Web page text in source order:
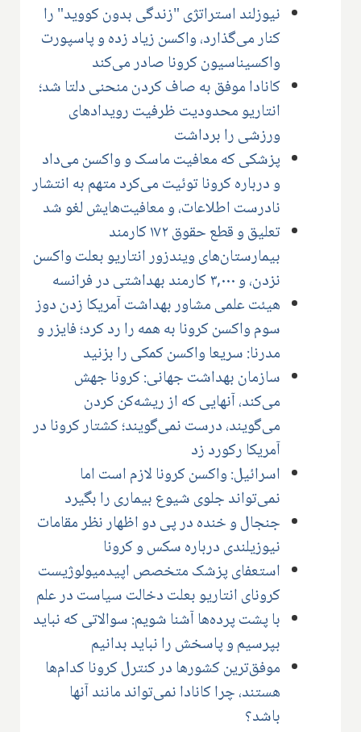
نیوزلند استراتژی "زندگی بدون کووید" را
کنار می‌گذارد، واکسن زیاد زده و پاسپورت
واکسیناسیون کرونا صادر می‌کند
کانادا موفق به صاف کردن منحنی دلتا شد؛
انتاریو محدودیت ظرفیت رویدادهای
ورزشی را برداشت
پزشکی که معافیت ماسک و واکسن می‌داد
و درباره کرونا توئیت می‌کرد متهم به انتشار
نادرست اطلاعات، و معافیت‌هایش لغو شد
تعلیق و قطع حقوق ۱۷۲ کارمند
بیمارستان‌های ویندزور انتاریو بعلت واکسن
نزدن، و ۳,۰۰۰ کارمند بهداشتی در فرانسه
هیئت علمی مشاور بهداشت آمریکا زدن دوز
سوم واکسن کرونا به همه را رد کرد؛ فایزر و
مدرنا: سریعا واکسن کمکی را بزنید
سازمان بهداشت جهانی: کرونا جهش
می‌کند، آنهایی که از ریشه‌کن کردن
می‌گویند، درست نمی‌گویند؛ کشتار کرونا در
آمریکا رکورد زد
اسرائیل: واکسن کرونا لازم است اما
نمی‌تواند جلوی شیوع بیماری را بگیرد
جنجال و خنده در پی دو اظهار نظر مقامات
نیوزیلندی درباره سکس و کرونا
استعفای پزشک متخصص اپیدمیولوژیست
کرونای انتاریو بعلت دخالت سیاست در علم
با پشت پرده‌ها آشنا شویم: سوالاتی که نباید
بپرسیم و پاسخش را نباید بدانیم​
موفق‌ترین کشورها در کنترل کرونا کدام‌ها
هستند، چرا کانادا نمی‌تواند مانند آنها
باشد؟